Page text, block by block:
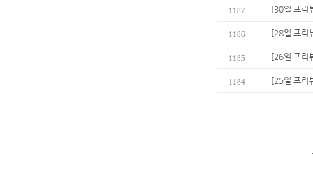
1187 [30일 프리
1186 [28일 프리
1185 [26일 프리
1184 [25일 프리